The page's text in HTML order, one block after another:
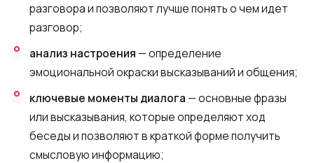
разговора и позволяют лучше понять о чем идет
разговор;
анализ настроения — определение
эмоциональной окраски высказываний и общения;
ключевые моменты диалога — основные фразы
или высказывания, которые определяют ход
беседы и позволяют в краткой форме получить
смысловую информацию;